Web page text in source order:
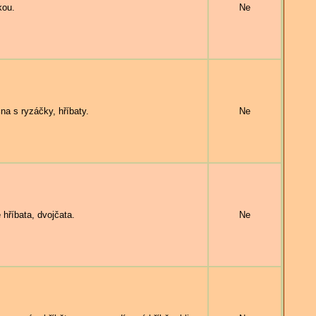
Ne
s ryzáčky, hříbaty. Ne
dvojčata. Ne